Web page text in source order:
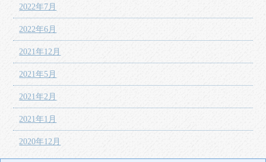
2022年7月
2022年6月
2021年12月
2021年5月
2021年2月
2021年1月
2020年12月